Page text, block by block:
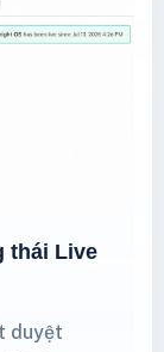
thái Live
duyệt